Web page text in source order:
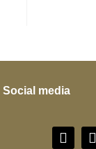
Social media